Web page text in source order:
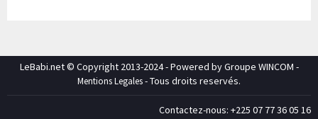
LeBabi.net © Copyright 2013-2024 - Powered by Groupe WINCOM -
Mentions Legales- Tous droits reservés.
Contactez-nous: +225 07 77 36 05 16